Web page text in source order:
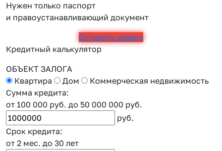
Нужен только паспорт
и правоустанавливающий документ
Оставить заявку
Кредитный калькулятор
ОБЪЕКТ ЗАЛОГА
Квартира
Дом
Коммерческая недвижимость
Сумма кредита:
от 100 000 руб. до 50 000 000 руб.
руб.
Срок кредита:
от 2 мес. до 30 лет